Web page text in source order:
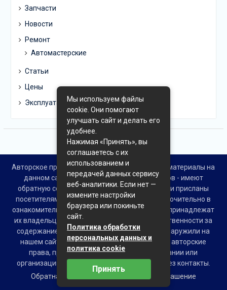
Запчасти
Новости
Ремонт
Автомастерские
Статьи
Цены
Эксплуатация
Авторское право © Все права защищены. Все материалы на
данном сайте взяты из открытых источников - имеют
обратную ссылку на материал в интернете или присланы
посетителями сайта и предоставляются исключительно в
ознакомительных целях. Права на материалы принадлежат
их владельцам. Администрация сайта ответственности за
содержание материала не несет. Если Вы обнаружили на
нашем сайте материалы, которые нарушают авторские
права, принадлежащие Вам, Вашей компании или
организации, пожалуйста, сообщите нам через контакты.
Обратная связь
Пользовательское соглашение
Мы используем файлы
cookie. Они помогают
улучшать сайт и делать его
удобнее.
Нажимая «Принять», вы
соглашаетесь с их
использованием и
передачей данных сервису
веб-аналитики. Если нет —
измените настройки
браузера или покиньте
сайт.
Политика обработки
персональных данных и
политика cookie
Принять